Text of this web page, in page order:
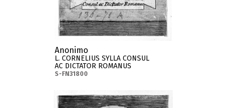
Anonimo
L. CORNELIUS SYLLA CONSUL
AC DICTATOR ROMANUS
S-FN31800